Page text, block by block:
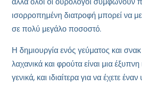
ισορροπημένη διατροφή μπορεί να
σε πολύ μεγάλο ποσοστό.
Η δημιουργία ενός γεύματος και
λαχανικά και φρούτα είναι μια έξυπνη
γενικά, και ιδιαίτερα για να έχετε